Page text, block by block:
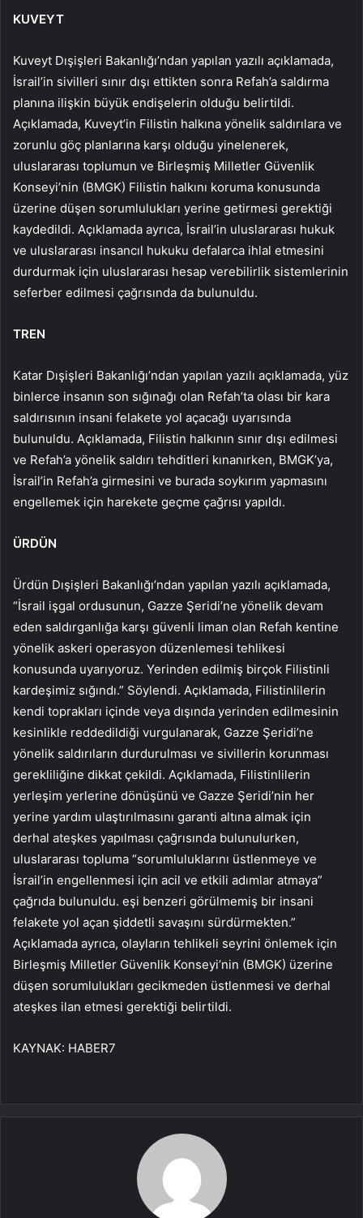
KUVEYT
Kuveyt Dışişleri Bakanlığı’ndan yapılan yazılı açıklamada,
İsrail’in sivilleri sınır dışı ettikten sonra Refah’a saldırma
planına ilişkin büyük endişelerin olduğu belirtildi.
Açıklamada, Kuveyt’in Filistin halkına yönelik saldırılara ve
zorunlu göç planlarına karşı olduğu yinelenerek,
uluslararası toplumun ve Birleşmiş Milletler Güvenlik
Konseyi’nin (BMGK) Filistin halkını koruma konusunda
üzerine düşen sorumlulukları yerine getirmesi gerektiği
kaydedildi. Açıklamada ayrıca, İsrail’in uluslararası hukuk
ve uluslararası insancıl hukuku defalarca ihlal etmesini
durdurmak için uluslararası hesap verebilirlik sistemlerinin
seferber edilmesi çağrısında da bulunuldu.
TREN
Katar Dışişleri Bakanlığı’ndan yapılan yazılı açıklamada, yüz
binlerce insanın son sığınağı olan Refah’ta olası bir kara
saldırısının insani felakete yol açacağı uyarısında
bulunuldu. Açıklamada, Filistin halkının sınır dışı edilmesi
ve Refah’a yönelik saldırı tehditleri kınanırken, BMGK’ya,
İsrail’in Refah’a girmesini ve burada soykırım yapmasını
engellemek için harekete geçme çağrısı yapıldı.
ÜRDÜN
Ürdün Dışişleri Bakanlığı’ndan yapılan yazılı açıklamada,
“İsrail işgal ordusunun, Gazze Şeridi’ne yönelik devam
eden saldırganlığa karşı güvenli liman olan Refah kentine
yönelik askeri operasyon düzenlemesi tehlikesi
konusunda uyarıyoruz. Yerinden edilmiş birçok Filistinli
kardeşimiz sığındı.” Söylendi. Açıklamada, Filistinlilerin
kendi toprakları içinde veya dışında yerinden edilmesinin
kesinlikle reddedildiği vurgulanarak, Gazze Şeridi’ne
yönelik saldırıların durdurulması ve sivillerin korunması
gerekliliğine dikkat çekildi. Açıklamada, Filistinlilerin
yerleşim yerlerine dönüşünü ve Gazze Şeridi’nin her
yerine yardım ulaştırılmasını garanti altına almak için
derhal ateşkes yapılması çağrısında bulunulurken,
uluslararası topluma “sorumluluklarını üstlenmeye ve
İsrail’in engellenmesi için acil ve etkili adımlar atmaya”
çağrıda bulunuldu. eşi benzeri görülmemiş bir insani
felakete yol açan şiddetli savaşını sürdürmekten.”
Açıklamada ayrıca, olayların tehlikeli seyrini önlemek için
Birleşmiş Milletler Güvenlik Konseyi’nin (BMGK) üzerine
düşen sorumlulukları gecikmeden üstlenmesi ve derhal
ateşkes ilan etmesi gerektiği belirtildi.
KAYNAK: HABER7